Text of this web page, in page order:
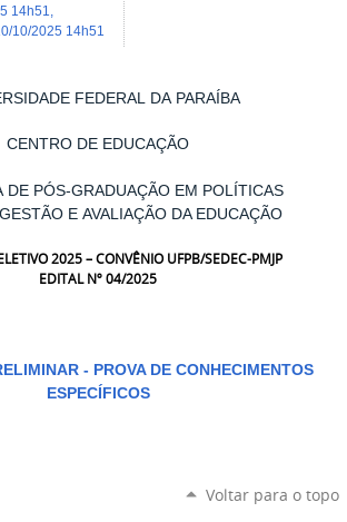
14h51
10/2025 14h51
FEDERAL DA PARAÍBA
CENTRO DE EDUCAÇÃO
DE PÓS-GRADUAÇÃO EM POLÍTICAS
E AVALIAÇÃO DA EDUCAÇÃO
2025 – CONVÊNIO UFPB/SEDEC-PMJP
EDITAL Nº 04/2025
- PROVA DE CONHECIMENTOS
ESPECÍFICOS
Voltar para o topo